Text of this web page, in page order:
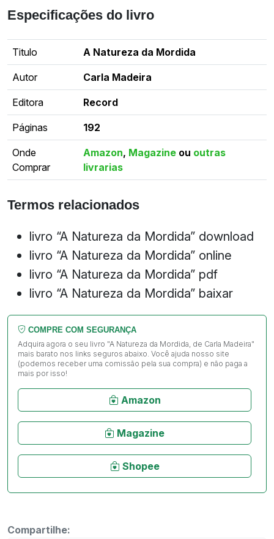
Especificações do livro
Titulo A Natureza da Mordida
Autor Carla Madeira
Editora Record
Páginas 192
Onde
Comprar
Amazon, Magazine ou outras
livrarias
Termos relacionados
livro “A Natureza da Mordida” download
livro “A Natureza da Mordida” online
livro “A Natureza da Mordida” pdf
livro “A Natureza da Mordida” baixar
COMPRE COM SEGURANÇA
Adquira agora o seu livro "A Natureza da Mordida, de Carla Madeira"
mais barato nos links seguros abaixo. Você ajuda nosso site
(podemos receber uma comissão pela sua compra) e não paga a
mais por isso!
Amazon
Magazine
Shopee
Compartilhe: